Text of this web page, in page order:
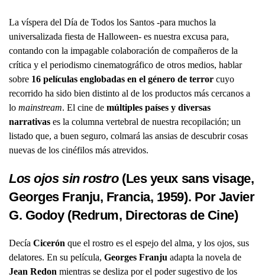
La víspera del Día de Todos los Santos -para muchos la
universalizada fiesta de Halloween- es nuestra excusa para,
contando con la impagable colaboración de compañeros de la
crítica y el periodismo cinematográfico de otros medios, hablar
sobre 16 películas englobadas en el género de terror cuyo
recorrido ha sido bien distinto al de los productos más cercanos a
lo mainstream. El cine de múltiples países y diversas
narrativas es la columna vertebral de nuestra recopilación; un
listado que, a buen seguro, colmará las ansias de descubrir cosas
nuevas de los cinéfilos más atrevidos.
Los ojos sin rostro(Les yeux sans visage,
Georges Franju, Francia, 1959). Por Javier
G. Godoy (Redrum, Directoras de Cine)
Decía Cicerón que el rostro es el espejo del alma, y los ojos, sus
delatores. En su película, Georges Franju adapta la novela de
Jean Redon mientras se desliza por el poder sugestivo de los